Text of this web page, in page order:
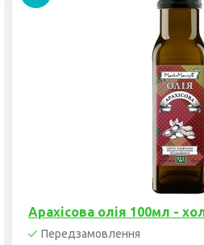
Арахісова олія 100мл -
Передзамовлення